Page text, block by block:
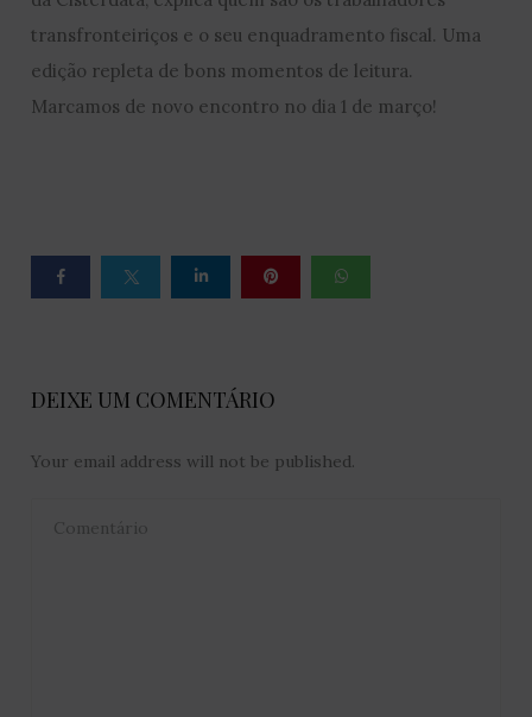
transfronteiriços e o seu enquadramento fiscal. Uma
edição repleta de bons momentos de leitura.
Marcamos de novo encontro no dia 1 de março!
DEIXE UM COMENTÁRIO
Your email address will not be published.